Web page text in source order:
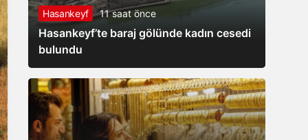
Hasankeyf 11 saat önce
Hasankeyf’te baraj gölünde kadın cesedi
bulundu